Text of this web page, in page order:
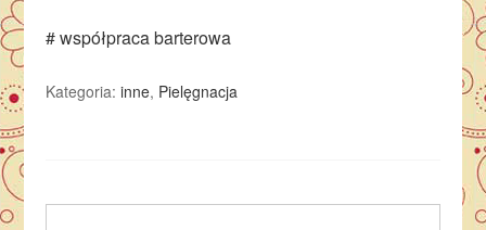
# współpraca barterowa
Kategoria:inne, Pielęgnacja